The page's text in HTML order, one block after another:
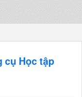
cụ Học tập